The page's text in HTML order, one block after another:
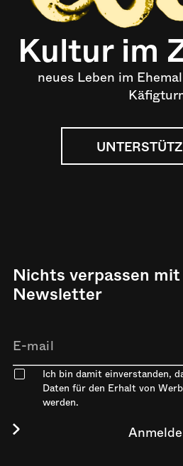
Kultur im
neues Leben im
Nichts verpassen mit
Newsletter
Ich bin damit einverstanden,
Daten für den Erhalt von
werden.